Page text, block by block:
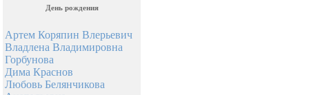
День рождения
Артем Коряпин Влерьевич
Владлена Владимировна
Горбунова
Дима Краснов
Любовь Белянчикова